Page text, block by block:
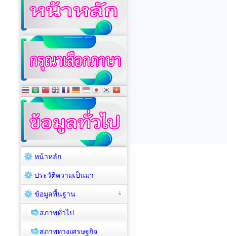
หน้าหลัก
ประวัติความเป็นมา
ข้อมูลพื้นฐาน
สภาพทั่วไป
สภาพทางเศรษฐกิจ